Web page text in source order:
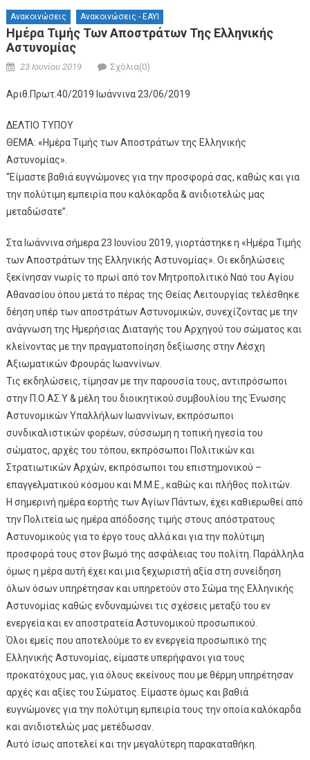
Ανακοινώσεις Ανακοινώσεις - ΕΑΥΙ
Ημέρα Τιμής Των Αποστράτων Της Ελληνικής
Αστυνομίας
Posted on
23 Ιουνίου 2019 AuthorΣχόλια(0)
Αριθ.Πρωτ.40/2019 Ιωάννινα 23/06/2019
ΔΕΛΤΙΟ ΤΥΠΟΥ
ΘΕΜΑ: «Ημέρα Τιμής των Αποστράτων της Ελληνικής
Αστυνομίας».
‘‘Είμαστε βαθιά ευγνώμονες για την προσφορά σας, καθώς και για
την πολύτιμη εμπειρία που καλόκαρδα & ανιδιοτελώς μας
μεταδώσατε’’.
Στα Ιωάννινα σήμερα 23 Ιουνίου 2019, γιορτάστηκε η «Ημέρα Τιμής
των Αποστράτων της Ελληνικής Αστυνομίας». Οι εκδηλώσεις
ξεκίνησαν νωρίς το πρωί από τον Μητροπολιτικό Ναό του Αγίου
Αθανασίου όπου μετά το πέρας της Θείας Λειτουργίας τελέσθηκε
δέηση υπέρ των αποστράτων Αστυνομικών, συνεχίζοντας με την
ανάγνωση της Ημερήσιας Διαταγής του Αρχηγού του σώματος και
κλείνοντας με την πραγματοποίηση δεξίωσης στην Λέσχη
Αξιωματικών Φρουράς Ιωαννίνων.
Τις εκδηλώσεις, τίμησαν με την παρουσία τους, αντιπρόσωποι
στην Π.Ο.ΑΣ.Υ & μέλη του διοικητικού συμβουλίου της Ένωσης
Αστυνομικών Υπαλλήλων Ιωαννίνων, εκπρόσωποι
συνδικαλιστικών φορέων, σύσσωμη η τοπική ηγεσία του
σώματος, αρχές του τόπου, εκπρόσωποι Πολιτικών και
Στρατιωτικών Αρχών, εκπρόσωποι του επιστημονικού –
επαγγελματικού κόσμου και Μ.Μ.Ε., καθώς και πλήθος πολιτών.
Η σημερινή ημέρα εορτής των Αγίων Πάντων, έχει καθιερωθεί από
την Πολιτεία ως ημέρα απόδοσης τιμής στους απόστρατους
Αστυνομικούς για το έργο τους αλλά και για την πολύτιμη
προσφορά τους στον βωμό της ασφάλειας του πολίτη. Παράλληλα
όμως η μέρα αυτή έχει και μια ξεχωριστή αξία στη συνείδηση
όλων όσων υπηρέτησαν και υπηρετούν στο Σώμα της Ελληνικής
Αστυνομίας καθώς ενδυναμώνει τις σχέσεις μεταξύ του εν
ενεργεία και εν αποστρατεία Αστυνομικού προσωπικού.
Όλοι εμείς που αποτελούμε το εν ενεργεία προσωπικό της
Ελληνικής Αστυνομίας, είμαστε υπερήφανοι για τους
προκατόχους μας, για όλους εκείνους που με θέρμη υπηρέτησαν
αρχές και αξίες του Σώματος. Είμαστε όμως και βαθιά
ευγνώμονες για την πολύτιμη εμπειρία τους την οποία καλόκαρδα
και ανιδιοτελώς μας μετέδωσαν.
Αυτό ίσως αποτελεί και την μεγαλύτερη παρακαταθήκη.